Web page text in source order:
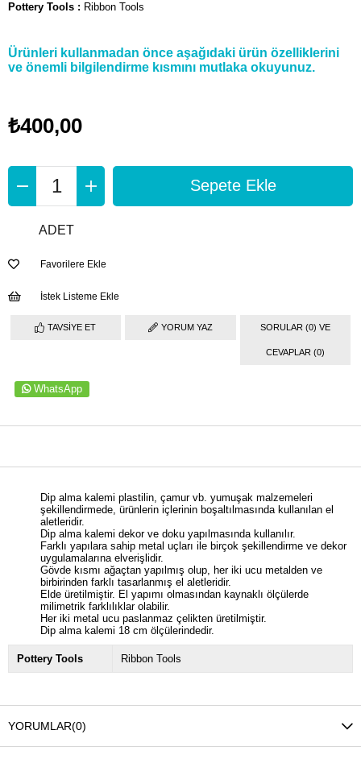
Pottery Tools : Ribbon Tools
Ürünleri kullanmadan önce aşağıdaki ürün özelliklerini
ve önemli bilgilendirme kısmını mutlaka okuyunuz.
₺400,00
ADET
Favorilere Ekle
İstek Listeme Ekle
TAVSIYE ET YORUM YAZ SORULAR (0) VE
CEVAPLAR (0)
WhatsApp
Dip alma kalemi plastilin, çamur vb. yumuşak malzemeleri
şekillendirmede, ürünlerin içlerinin boşaltılmasında kullanılan el
aletleridir.
Dip alma kalemi dekor ve doku yapılmasında kullanılır.
Farklı yapılara sahip metal uçları ile birçok şekillendirme ve dekor
uygulamalarına elverişlidir.
Gövde kısmı ağaçtan yapılmış olup, her iki ucu metalden ve
birbirinden farklı tasarlanmış el aletleridir.
Elde üretilmiştir. El yapımı olmasından kaynaklı ölçülerde
milimetrik farklılıklar olabilir.
Her iki metal ucu paslanmaz çelikten üretilmiştir.
Dip alma kalemi 18 cm ölçülerindedir.
Pottery Tools Ribbon Tools
YORUMLAR(0)